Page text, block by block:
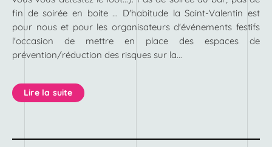
fin de soirée en boite ... D'habitude la Saint-Valentin est
pour nous et pour les organisateurs d'événements festifs
l'occasion de mettre en place des espaces de
prévention/réduction des risques sur la...
Lire la suite